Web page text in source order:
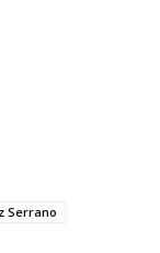
Serrano